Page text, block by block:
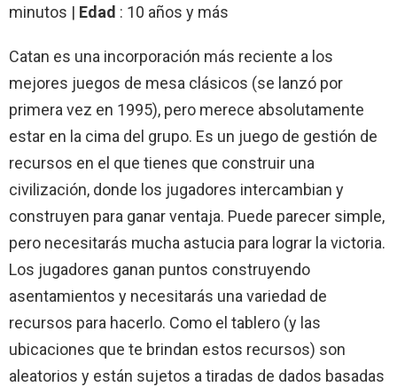
minutos | Edad : 10 años y más
Catan es una incorporación más reciente a los
mejores juegos de mesa clásicos (se lanzó por
primera vez en 1995), pero merece absolutamente
estar en la cima del grupo. Es un juego de gestión de
recursos en el que tienes que construir una
civilización, donde los jugadores intercambian y
construyen para ganar ventaja. Puede parecer simple,
pero necesitarás mucha astucia para lograr la victoria.
Los jugadores ganan puntos construyendo
asentamientos y necesitarás una variedad de
recursos para hacerlo. Como el tablero (y las
ubicaciones que te brindan estos recursos) son
aleatorios y están sujetos a tiradas de dados basadas